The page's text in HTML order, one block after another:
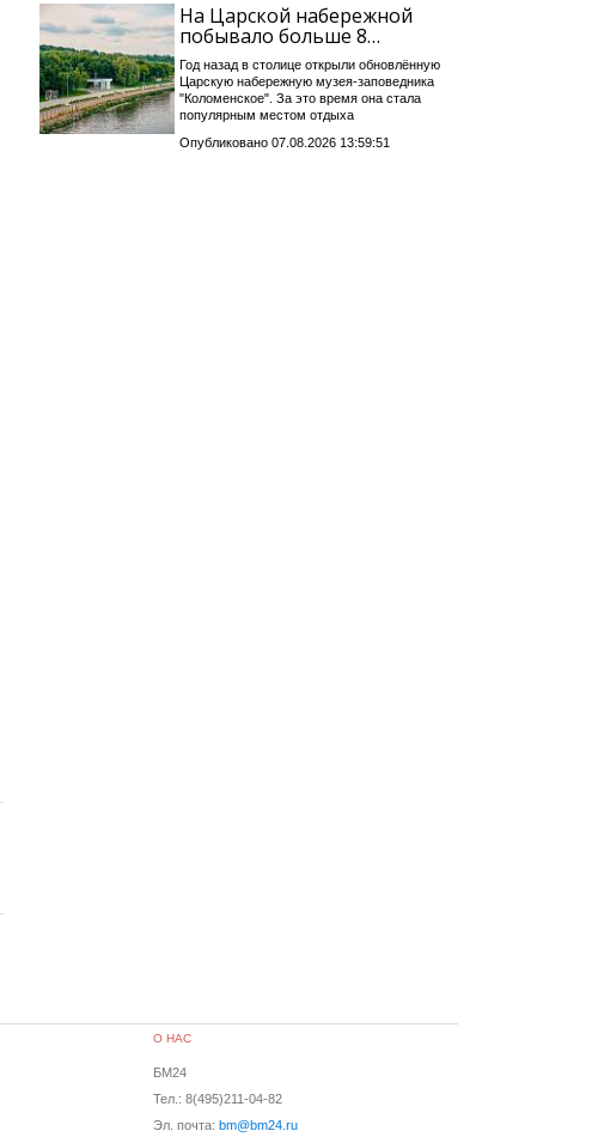
На Царской набережной
побывало больше 8…
Год назад в столице открыли обновлённую
Царскую набережную музея-заповедника
"Коломенское". За это время она стала
популярным местом отдыха
Опубликовано 07.08.2026 13:59:51
О НАС
БМ24
Тел.: 8(495)211-04-82
Эл. почта: bm@bm24.ru